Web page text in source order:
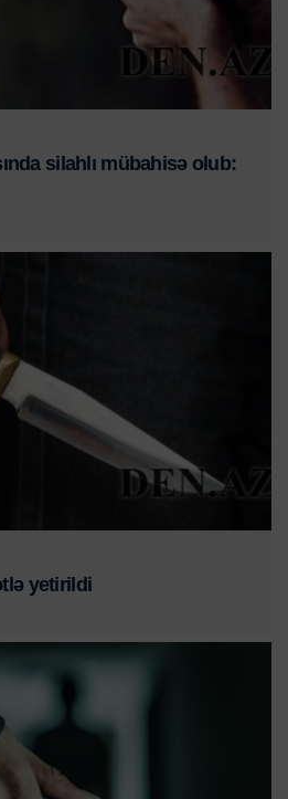
silahlı mübahisə olub:
yetirildi